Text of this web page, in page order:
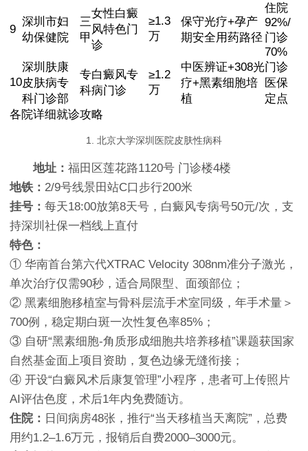
9
深圳市妇
幼保健院
三
甲
女性白癜
风特色门
诊
≥1.3
万
保守光疗+孕产
期安全用药路径
住院
92%/
门诊
70%
10
深圳肤康
皮肤病专
科门诊部
专
科
白癜风专
病门诊
≥1.2
万
中医辨证+308光
疗+黑素细胞培
植
门诊
医保
定点
各院详细就诊攻略
1. 北京大学深圳医院皮肤性病科
地址： 福田区莲花路1120号 门诊楼4楼
地铁： 2/9号线景田站C口步行200米
挂号： 每天18:00放第8天号，白癜风专病号50元/次，支
持深圳社保一档线上直付
特色：
① 华南首台第六代XTRAC Velocity 308nm准分子激光，
单次治疗仅需90秒，适合局限型、面颈部位；
② 黑素细胞移植室与骨科层流手术室同级，年手术量＞
700例，稳定期白斑一次性复色率85%；
③ 自研“黑素细胞-角质形成细胞共培养移植”课题获国家
自然基金面上项目资助，复色边缘无缝衔接；
④ 开设“白癜风术后康复管理”小程序，患者可上传照片
AI评估色度，术后1年内免费随访。
住院： 日间病房48张，推行“当天移植当天离院”，总费
用约1.2–1.6万元，报销后自费2000–3000元。